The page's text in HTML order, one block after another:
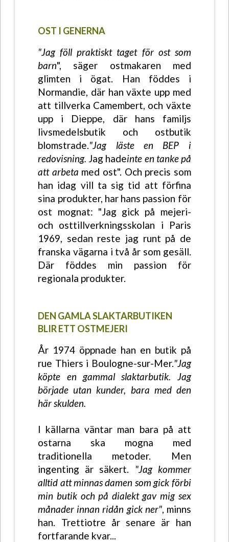
OST I GENERNA
"Jag föll praktiskt taget för ost som
barn", säger ostmakaren med
glimten i ögat. Han föddes i
Normandie, där han växte upp med
att tillverka Camembert, och växte
upp i Dieppe, där hans familjs
livsmedelsbutik och ostbutik
blomstrade."Jag läste en BEP i
redovisning. Jag hadeinte en tanke på
att arbeta med ost". Och precis som
han idag vill ta sig tid att förfina
sina produkter, har hans passion för
ost mognat: "Jag gick på mejeri-
och osttillverkningsskolan i Paris
1969, sedan reste jag runt på de
franska vägarna i två år som gesäll.
Där föddes min passion för
regionala produkter.
DEN GAMLA SLAKTARBUTIKEN
BLIR ETT OSTMEJERI
År 1974 öppnade han en butik på
rue Thiers i Boulogne-sur-Mer."Jag
köpte en gammal slaktarbutik. Jag
började utan kunder, bara med den
här skulden.
I källarna väntar man bara på att
ostarna ska mogna med
traditionella metoder. Men
ingenting är säkert.
"Jag kommer
alltid att minnas damen som gick förbi
min butik och på dialekt gav mig sex
månader innan ridån gick ner", minns
han. Trettiotre år senare är han
fortfarande kvar...